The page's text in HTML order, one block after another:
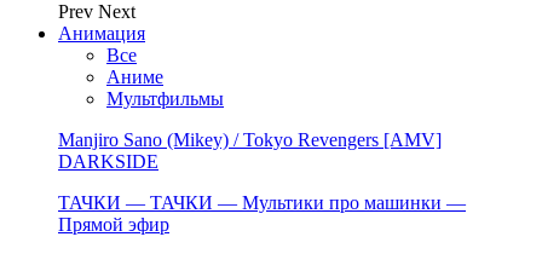
Prev Next
Анимация
Все
Аниме
Мультфильмы
Manjiro Sano (Mikey) / Tokyo Revengers [AMV]
DARKSIDE
ТАЧКИ — ТАЧКИ — Мультики про машинки —
Прямой эфир